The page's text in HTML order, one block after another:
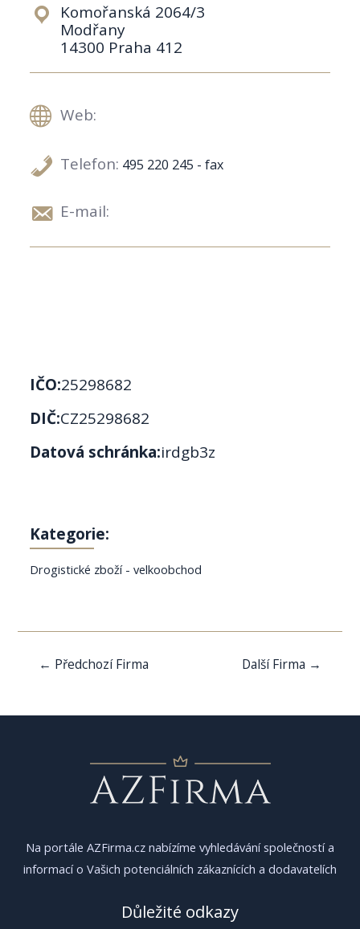
Komořanská 2064/3
Modřany
14300 Praha 412
Web:
Telefon: 495 220 245 - fax
E-mail:
IČO:25298682
DIČ:CZ25298682
Datová schránka:irdgb3z
Kategorie:
Drogistické zboží - velkoobchod
Navigace
← Předchozí Firma Další Firma →
Na portále AZFirma.cz nabízíme vyhledávání společností a
informací o Vašich potenciálních zákaznících a dodavatelích
Důležité odkazy